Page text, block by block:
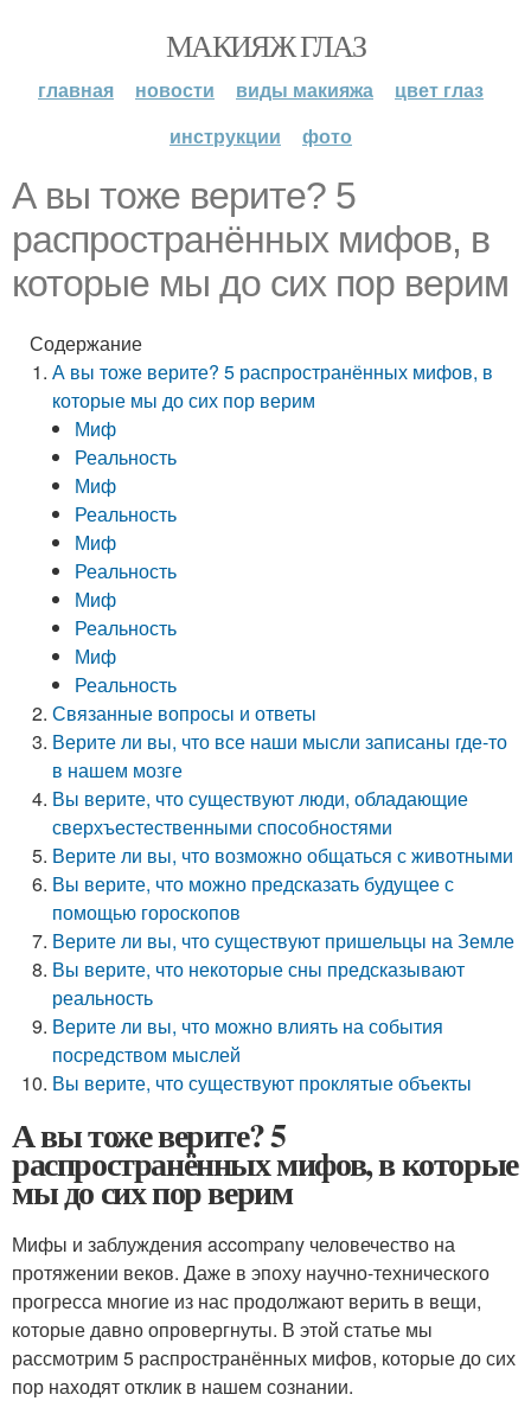
МАКИЯЖ ГЛАЗ
главная новости виды макияжа
цвет глаз
инструкции
фото
А вы тоже верите? 5
распространённых мифов, в
которые мы до сих пор верим
Содержание
А вы тоже верите? 5 распространённых мифов, в
которые мы до сих пор верим
Миф
Реальность
Миф
Реальность
Миф
Реальность
Миф
Реальность
Миф
Реальность
Связанные вопросы и ответы
Верите ли вы, что все наши мысли записаны где-то
в нашем мозге
Вы верите, что существуют люди, обладающие
сверхъестественными способностями
Верите ли вы, что возможно общаться с животными
Вы верите, что можно предсказать будущее с
помощью гороскопов
Верите ли вы, что существуют пришельцы на Земле
Вы верите, что некоторые сны предсказывают
реальность
Верите ли вы, что можно влиять на события
посредством мыслей
Вы верите, что существуют проклятые объекты
А вы тоже верите? 5
распространённых мифов, в которые
мы до сих пор верим
Мифы и заблуждения accompany человечество на
протяжении веков. Даже в эпоху научно-технического
прогресса многие из нас продолжают верить в вещи,
которые давно опровергнуты. В этой статье мы
рассмотрим 5 распространённых мифов, которые до сих
пор находят отклик в нашем сознании.